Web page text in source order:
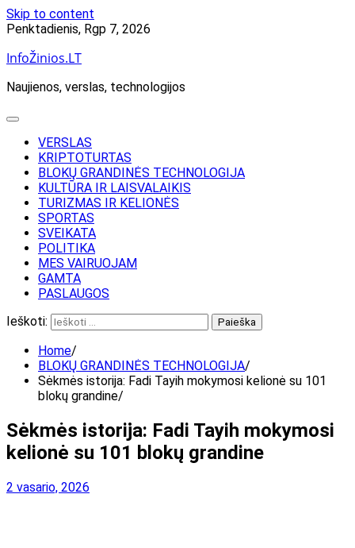
Skip to content
Penktadienis, Rgp 7, 2026
InfoŽinios.LT
Naujienos, verslas, technologijos
VERSLAS
KRIPTOTURTAS
BLOKŲ GRANDINĖS TECHNOLOGIJA
KULTŪRA IR LAISVALAIKIS
TURIZMAS IR KELIONĖS
SPORTAS
SVEIKATA
POLITIKA
MES VAIRUOJAM
GAMTA
PASLAUGOS
Ieškoti:
Home
BLOKŲ GRANDINĖS TECHNOLOGIJA
Sėkmės istorija: Fadi Tayih mokymosi kelionė su 101
blokų grandine
Sėkmės istorija: Fadi Tayih mokymosi
kelionė su 101 blokų grandine
2 vasario, 2026